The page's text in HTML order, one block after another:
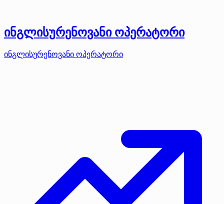
ინგლისურენოვანი ოპერატორი
ინგლისურენოვანი ოპერატორი